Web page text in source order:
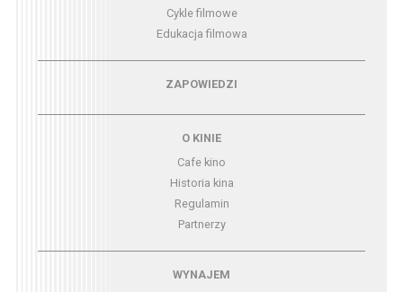
Cykle filmowe
Edukacja filmowa
Menu - zapowiedziZAPOWIEDZI
O KINIE
Cafe kino
Historia kina
Regulamin
Partnerzy
Menu - wynajemWYNAJEM